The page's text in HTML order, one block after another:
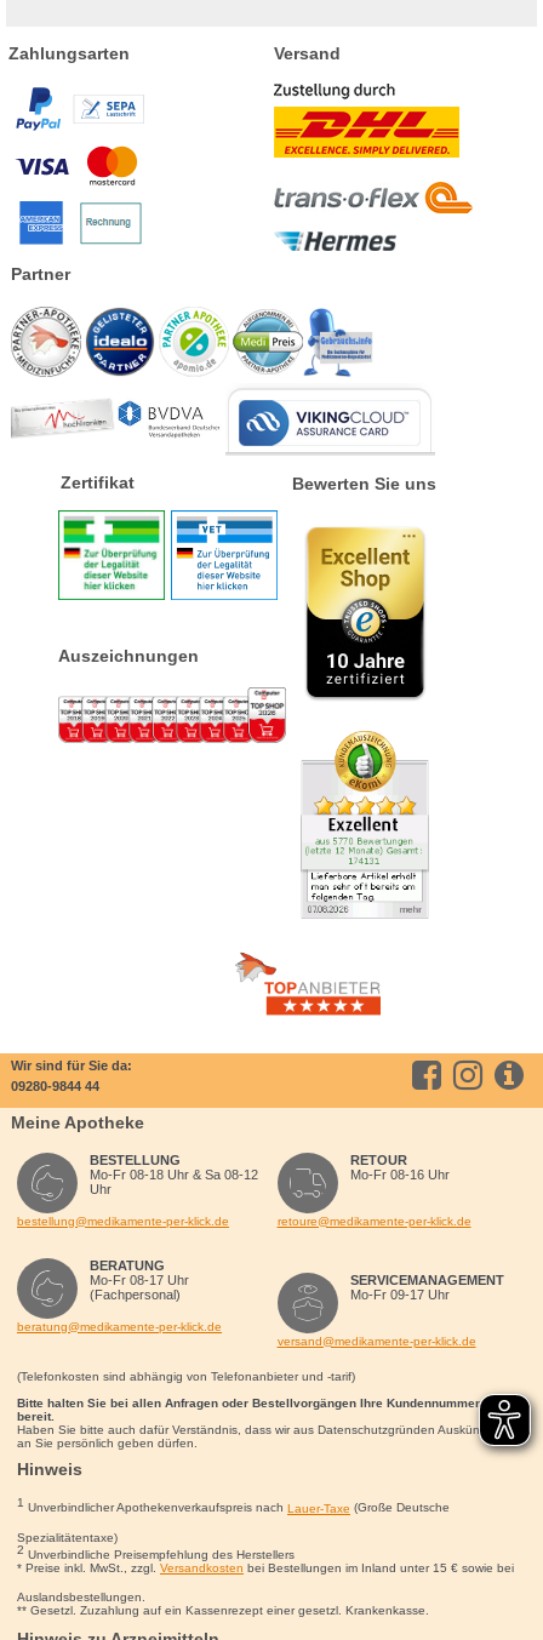
Zahlungsarten Versand
Partner
Zertifikat
Auszeichnungen
Bewerten Sie uns
Wir sind für Sie da:
09280-9844 44
Meine Apotheke
BESTELLUNG
Mo-Fr 08-18 Uhr & Sa 08-12
Uhr
bestellung@medikamente-per-klick.de
BERATUNG
Mo-Fr 08-17 Uhr
(Fachpersonal)
beratung@medikamente-per-klick.de
RETOUR
Mo-Fr 08-16 Uhr
retoure@medikamente-per-klick.de
SERVICEMANAGEMENT
Mo-Fr 09-17 Uhr
versand@medikamente-per-klick.de
(Telefonkosten sind abhängig von Telefonanbieter und -tarif)
Bitte halten Sie bei allen Anfragen oder Bestellvorgängen Ihre Kundennummer für uns
bereit.
Haben Sie bitte auch dafür Verständnis, dass wir aus Datenschutzgründen Auskünfte nur
an Sie persönlich geben dürfen.
Hinweis
1 Unverbindlicher Apothekenverkaufspreis nach Lauer-Taxe (Große Deutsche
Spezialitätentaxe)
2 Unverbindliche Preisempfehlung des Herstellers
* Preise inkl. MwSt., zzgl. Versandkosten bei Bestellungen im Inland unter 15 €sowie bei
Auslandsbestellungen.
** Gesetzl. Zuzahlung auf ein Kassenrezept einer gesetzl. Krankenkasse.